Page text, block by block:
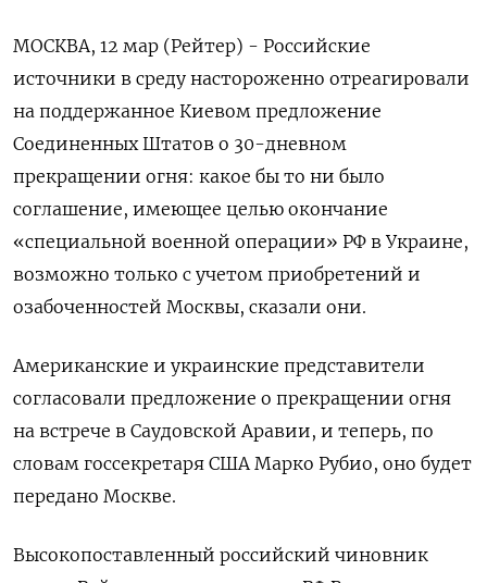
МОСКВА, 12 мар (Рейтер) - Российские
источники в среду настороженно отреагировали
на поддержанное Киевом предложение
Соединенных Штатов о 30-дневном
прекращении огня: какое бы то ни было
соглашение, имеющее целью окончание
«специальной военной операции» РФ в Украине,
возможно только с учетом приобретений и
озабоченностей Москвы, сказали они.
Американские и украинские представители
согласовали предложение о прекращении огня
на встрече в Саудовской Аравии, и теперь, по
словам госсекретаря США Марко Рубио, оно будет
передано Москве.
Высокопоставленный российский чиновник